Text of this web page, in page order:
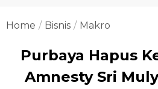
Home Bisnis Makro
Purbaya Hapus
Amnesty Sri